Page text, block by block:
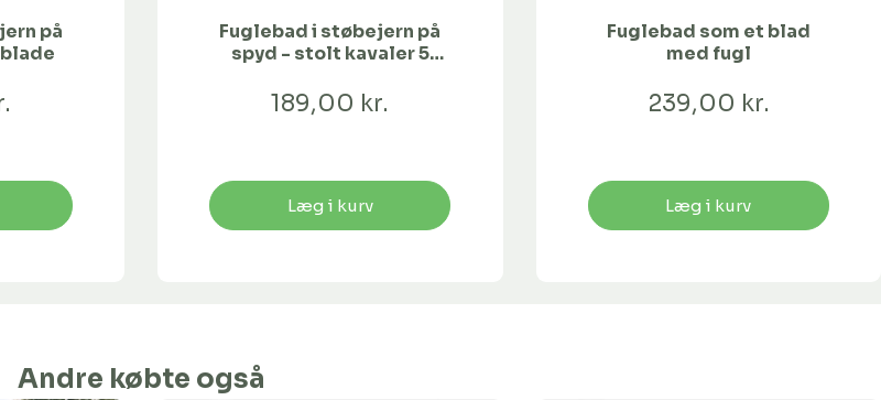
på
Fuglebad i støbejern på
spyd - stolt kavaler 5
189,00 kr.
Læg i kurv
Fuglebad som et blad
med fugl
239,00 kr.
Læg i kurv
Andre købte også